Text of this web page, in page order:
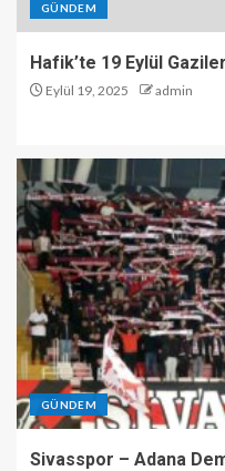
GÜNDEM
Hafik’te 19 Eylül
Eylül 19, 2025 admin
GÜNDEM
Sivasspor – Adana